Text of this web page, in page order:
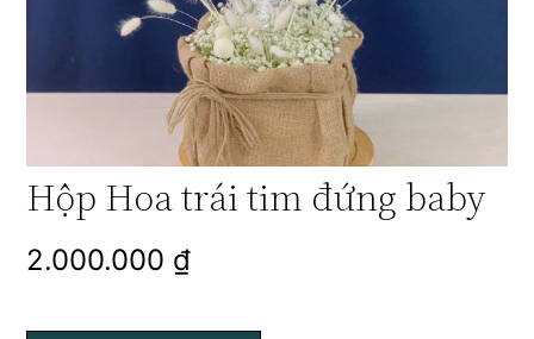
Hộp Hoa trái tim đứng baby
2.000.000 ₫